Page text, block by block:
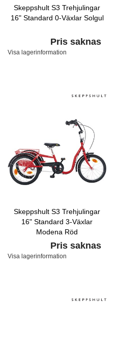
Skeppshult S3 Trehjulingar
16" Standard 0-Växlar Solgul
Pris saknas
Visa lagerinformation
Skeppshult S3 Trehjulingar
16" Standard 3-Växlar
Modena Röd
Pris saknas
Visa lagerinformation